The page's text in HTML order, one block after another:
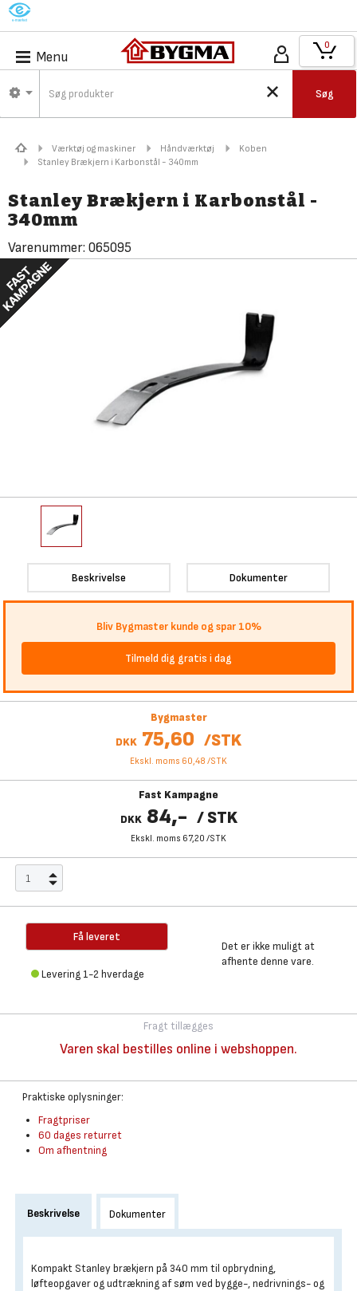
M
Menu
Søg
0
Værktøj og maskiner Håndværktøj
Koben
Stanley Brækjern i Karbonstål - 340mm
Stanley Brækjern i Karbonstål -
340mm
Varenummer: 065095
Beskrivelse Dokumenter
Bliv Bygmaster kunde og spar 10%
Tilmeld dig gratis i dag
Bygmaster
DKK 75,60 /STK
Ekskl. moms 60,48 /STK
Fast Kampagne
DKK 84,- / STK
Ekskl. moms 67,20 /STK
Få leveret
Levering 1-2 hverdage
Det er ikke muligt at
afhente denne vare.
Fragt tillægges
Varen skal bestilles online i webshoppen.
Praktiske oplysninger:
Fragtpriser
60 dages returret
Om afhentning
Beskrivelse Dokumenter
Kompakt Stanley brækjern på 340 mm til opbrydning,
løfteopgaver og udtrækning af søm ved bygge-, nedrivnings- og